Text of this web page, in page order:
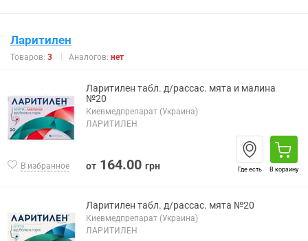
Ларитилен
Товаров: 3 Аналогов: нет
В избранное
Ларитилен табл. д/рассас. мята и малина
№20
Киевмедпрепарат (Украина)
ЛАРИТИЛЕН
от 164.00 грн Где есть В корзину
Ларитилен табл. д/рассас. мята №20
Киевмедпрепарат (Украина)
ЛАРИТИЛЕН